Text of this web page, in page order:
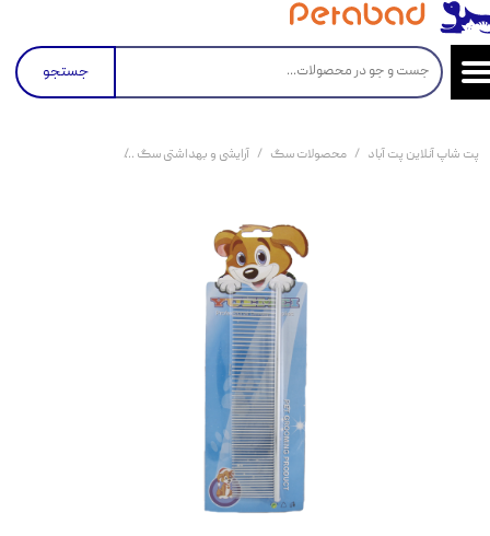
جستجو
پت شاپ آنلاین پت آباد محصولات سگ آرایشی و بهداشتی سگ